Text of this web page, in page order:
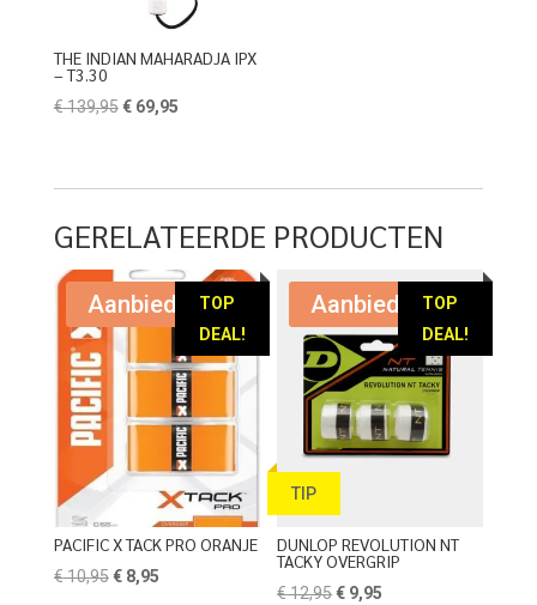
THE INDIAN MAHARADJA IPX
– T3.30
€139,95 Oorspronkelijke
€69,95Huidige
GERELATEERDE PRODUCTEN
TOP
DEAL!
Aanbieding!
PACIFIC X TACK PRO ORANJE
€10,95 Oorspronkelijke
€8,95Huidige
TOP
DEAL!
TIP
Aanbieding!
DUNLOP REVOLUTION NT
TACKY OVERGRIP
€12,95Oorspronkelijke
€ 9,95